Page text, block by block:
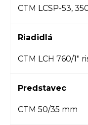
CTM LCSP-53,
Riadidlá
CTM LCH 760/1"
Predstavec
CTM 50/35 mm